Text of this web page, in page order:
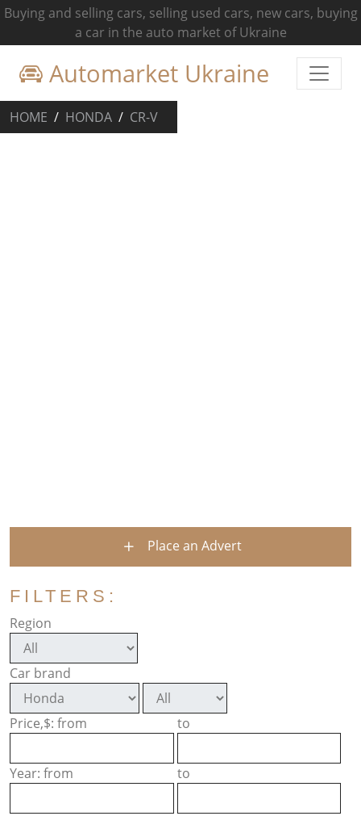
Buying and selling cars, selling used cars, new cars, buying
a car in the auto market of Ukraine
Automarket Ukraine
HOME HONDA CR-V
Place an Advert
FILTERS:
Region
Car brand
Price,$: from to
Year: from to